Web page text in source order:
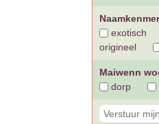
exotisch
origineel
Maiwenn
dorp